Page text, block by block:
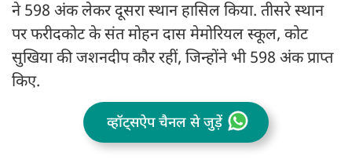
ने 598 अंक लेकर दूसरा स्थान हासिल किया. तीसरे स्थान
पर फरीदकोट के संत मोहन दास मेमोरियल स्कूल, कोट
सुखिया की जशनदीप कौर रहीं, जिन्होंने भी 598 अंक प्राप्त
किए.
व्हॉट्सऐप चैनल से जुड़ें